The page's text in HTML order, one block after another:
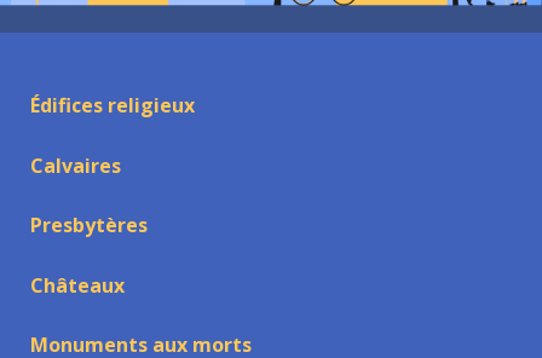
Édifices religieux
Calvaires
Presbytères
Châteaux
Monuments aux morts